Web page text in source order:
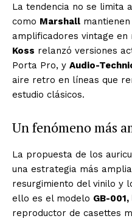
La tendencia no se limita
como Marshall
amplificadores vintage en
Koss relanzó versiones
Porta Pro, y Audio-
aire retro en líneas que
estudio clásicos.
Un fenómeno más
La propuesta de los
una estrategia más
resurgimiento del vinilo y
ello es el modelo GB-
reproductor de casettes